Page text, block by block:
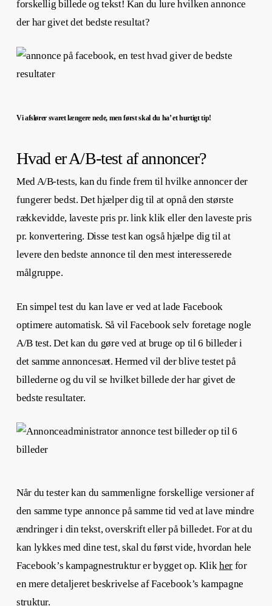
forskellig billede og tekst! Kan du lure hvilken annonce
der har givet det bedste resultat?
Vi afslører svaret længere nede, men først skal du ha’ et hurtigt tip!
Hvad er A/B-test af annoncer?
Med A/B-tests, kan du finde frem til hvilke annoncer der
fungerer bedst. Det hjælper dig til at opnå den største
rækkevidde, laveste pris pr. link klik eller den laveste pris
pr. konvertering. Disse test kan også hjælpe dig til at
levere den bedste annonce til den mest interesserede
målgruppe.
En simpel test du kan lave er ved at lade Facebook
optimere automatisk. Så vil Facebook selv foretage nogle
A/B test. Det kan du gøre ved at bruge op til 6 billeder i
det samme annoncesæt. Hermed vil der blive testet på
billederne og du vil se hvilket billede der har givet de
bedste resultater.
Når du tester kan du sammenligne forskellige versioner af
den samme type annonce på samme tid ved at lave mindre
ændringer i din tekst, overskrift eller på billedet. For at du
kan lykkes med dine test, skal du først vide, hvordan hele
Facebook’s kampagnestruktur er bygget op. Klik herfor
en mere detaljeret beskrivelse af Facebook’s kampagne
struktur.